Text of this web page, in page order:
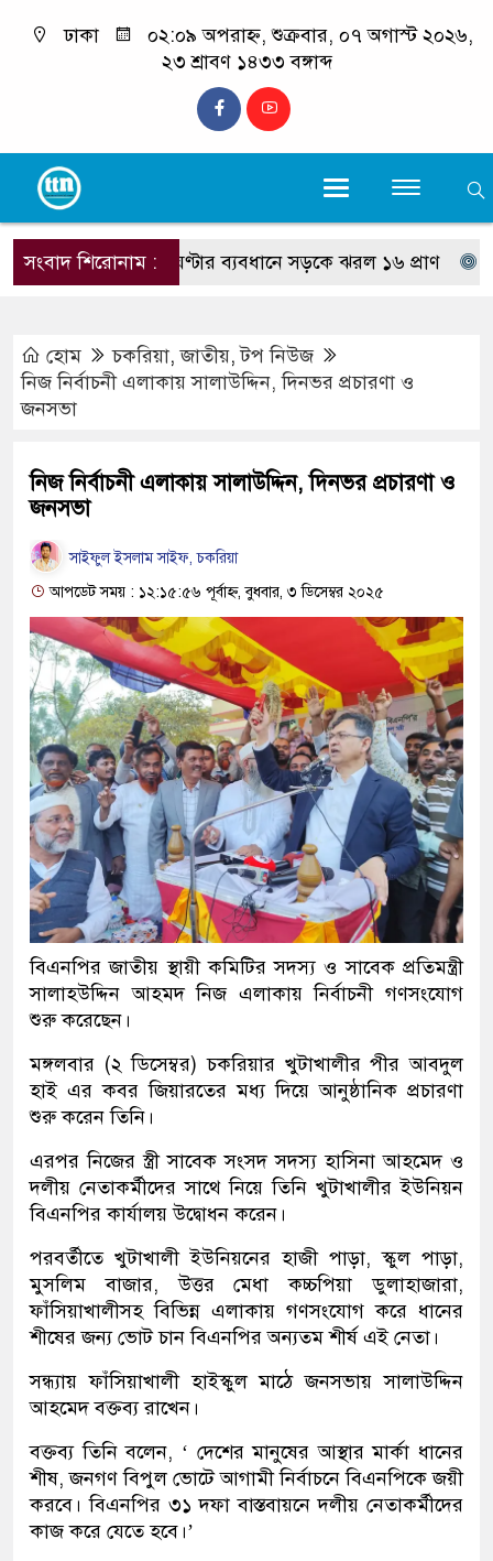
ঢাকা
০২:০৯ অপরাহ্ন, শুক্রবার, ০৭ অগাস্ট ২০২৬,
২৩ শ্রাবণ ১৪৩৩ বঙ্গাব্দ
সংবাদ শিরোনাম :
দুই ঘণ্টার ব্যবধানে সড়কে ঝরল ১৬ প্রাণ
হোম চকরিয়া,জাতীয়,টপ নিউজ
নিজ নির্বাচনী এলাকায় সালাউদ্দিন, দিনভর প্রচারণা ও
জনসভা
নিজ নির্বাচনী এলাকায় সালাউদ্দিন, দিনভর প্রচারণা ও
জনসভা
সাইফুল ইসলাম সাইফ, চকরিয়া
আপডেট সময় : ১২:১৫:৫৬ পূর্বাহ্ন, বুধবার, ৩ ডিসেম্বর ২০২৫
বিএনপির জাতীয় স্থায়ী কমিটির সদস্য ও সাবেক প্রতিমন্ত্রী
সালাহউদ্দিন আহমদ নিজ এলাকায় নির্বাচনী গণসংযোগ
শুরু করেছেন।
মঙ্গলবার (২ ডিসেম্বর) চকরিয়ার খুটাখালীর পীর আবদুল
হাই এর কবর জিয়ারতের মধ্য দিয়ে আনুষ্ঠানিক প্রচারণা
শুরু করেন তিনি।
এরপর নিজের স্ত্রী সাবেক সংসদ সদস্য হাসিনা আহমেদ ও
দলীয় নেতাকর্মীদের সাথে নিয়ে তিনি খুটাখালীর ইউনিয়ন
বিএনপির কার্যালয় উদ্বোধন করেন।
পরবর্তীতে খুটাখালী ইউনিয়নের হাজী পাড়া, স্কুল পাড়া,
মুসলিম বাজার, উত্তর মেধা কচ্চপিয়া ডুলাহাজারা,
ফাঁসিয়াখালীসহ বিভিন্ন এলাকায় গণসংযোগ করে ধানের
শীষের জন্য ভোট চান বিএনপির অন্যতম শীর্ষ এই নেতা।
সন্ধ্যায় ফাঁসিয়াখালী হাইস্কুল মাঠে জনসভায় সালাউদ্দিন
আহমেদ বক্তব্য রাখেন।
বক্তব্য তিনি বলেন, ‘ দেশের মানুষের আস্থার মার্কা ধানের
শীষ, জনগণ বিপুল ভোটে আগামী নির্বাচনে বিএনপিকে জয়ী
করবে। বিএনপির ৩১ দফা বাস্তবায়নে দলীয় নেতাকর্মীদের
কাজ করে যেতে হবে।’